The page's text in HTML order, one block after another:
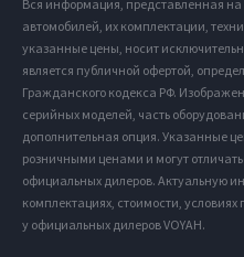
Вся информация, представленная
автомобилей, их комплектации,
указанные цены, носит
является публичной офертой,
Гражданского кодекса РФ.
серийных моделей, часть
дополнительная опция. Указанные
розничными ценами и могут
официальных дилеров. Актуальную
комплектациях, стоимости,
у официальных дилеров VOYAH.